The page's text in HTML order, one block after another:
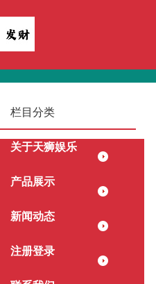
栏目分类
关于天狮娱乐
产品展示
新闻动态
注册登录